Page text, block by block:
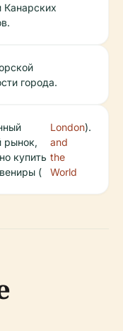
Канарских
города.
рынок,
купить
(
London
and
the
World
).